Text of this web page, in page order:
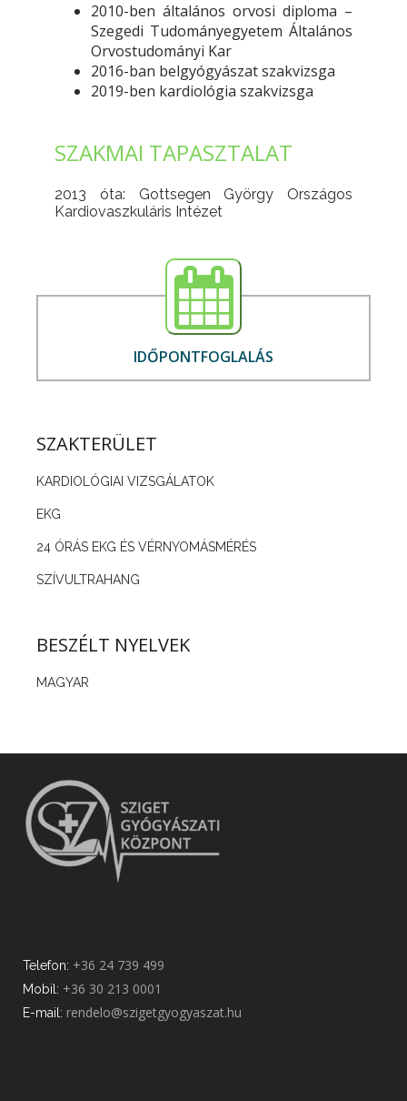
2010-ben általános orvosi diploma –
Szegedi Tudományegyetem Általános
Orvostudományi Kar
2016-ban belgyógyászat szakvizsga
2019-ben kardiológia szakvizsga
SZAKMAI TAPASZTALAT
2013 óta: Gottsegen György Országos
Kardiovaszkuláris Intézet
IDŐPONTFOGLALÁS
SZAKTERÜLET
KARDIOLÓGIAI VIZSGÁLATOK
EKG
24 ÓRÁS EKG ÉS VÉRNYOMÁSMÉRÉS
SZÍVULTRAHANG
BESZÉLT NYELVEK
MAGYAR
Telefon: +36 24 739 499
Mobil: +36 30 213 0001
E-mail: rendelo@szigetgyogyaszat.hu